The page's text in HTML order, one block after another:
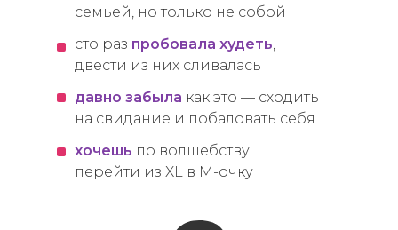
семьей, но только не собой
хочешь по волшебству
перейти из XL в М-очку
давно забыла как это — сходить
на свидание и побаловать себя
сто раз пробовала худеть,
двести из них сливалась